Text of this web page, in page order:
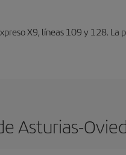
X9, lí­neas 109 y 128. La
Asturias-